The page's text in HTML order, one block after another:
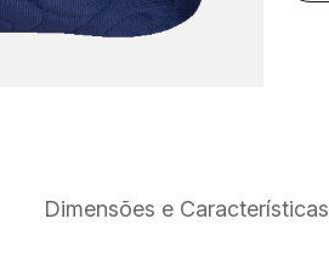
Dimensões e Características